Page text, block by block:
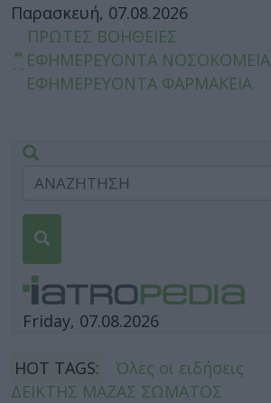
Παρασκευή, 07.08.2026
ΠΡΩΤΕΣ ΒΟΗΘΕΙΕΣ
ΕΦΗΜΕΡΕΥΟΝΤΑ ΝΟΣΟΚΟΜΕΙΑ
ΕΦΗΜΕΡΕΥΟΝΤΑ ΦΑΡΜΑΚΕΙΑ
Friday, 07.08.2026
HOT TAGS:
Όλες οι ειδήσεις
ΔΕΙΚΤΗΣ ΜΑΖΑΣ ΣΩΜΑΤΟΣ